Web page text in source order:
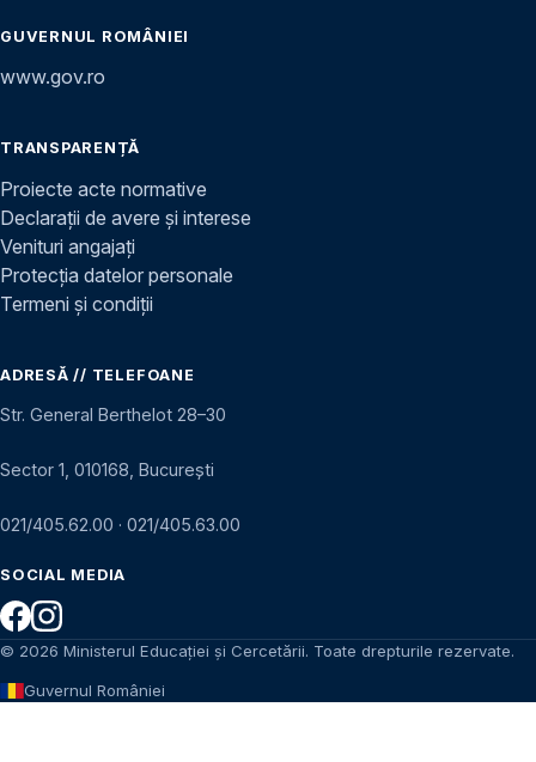
GUVERNUL ROMÂNIEI
www.gov.ro
TRANSPARENȚĂ
Proiecte acte normative
Declarații de avere și interese
Venituri angajați
Protecția datelor personale
Termeni și condiții
ADRESĂ // TELEFOANE
Str. General Berthelot 28–30
Sector 1, 010168, București
021/405.62.00 · 021/405.63.00
SOCIAL MEDIA
© 2026 Ministerul Educației și Cercetării. Toate drepturile rezervate.
Guvernul României